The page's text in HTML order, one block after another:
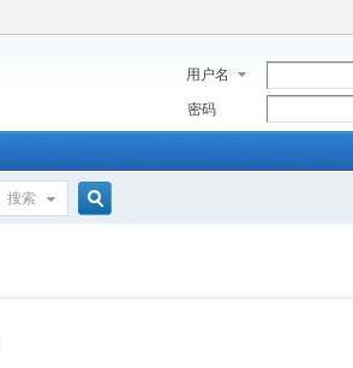
用户名
密码
搜索